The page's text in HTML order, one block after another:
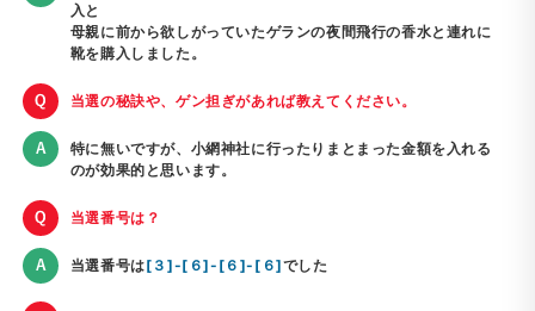
入と
母親に前から欲しがっていたゲランの夜間飛行の香水と連れに
靴を購入しました。
当選の秘訣や、ゲン担ぎがあれば教えてください。
特に無いですが、小網神社に行ったりまとまった金額を入れる
のが効果的と思います。
当選番号は？
当選番号は[３]-[６]-[６]-[６]でした